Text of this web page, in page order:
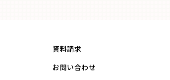
資料請求
お問い合わせ